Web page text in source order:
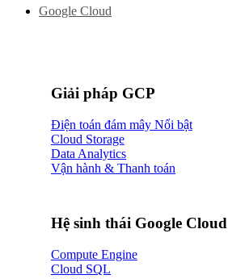
Google Cloud
Giải pháp GCP
Điện toán đám mây
Cloud Storage
Data Analytics
Vận hành & Thanh toán
Hệ sinh thái Google Cloud
Compute Engine
Cloud SQL